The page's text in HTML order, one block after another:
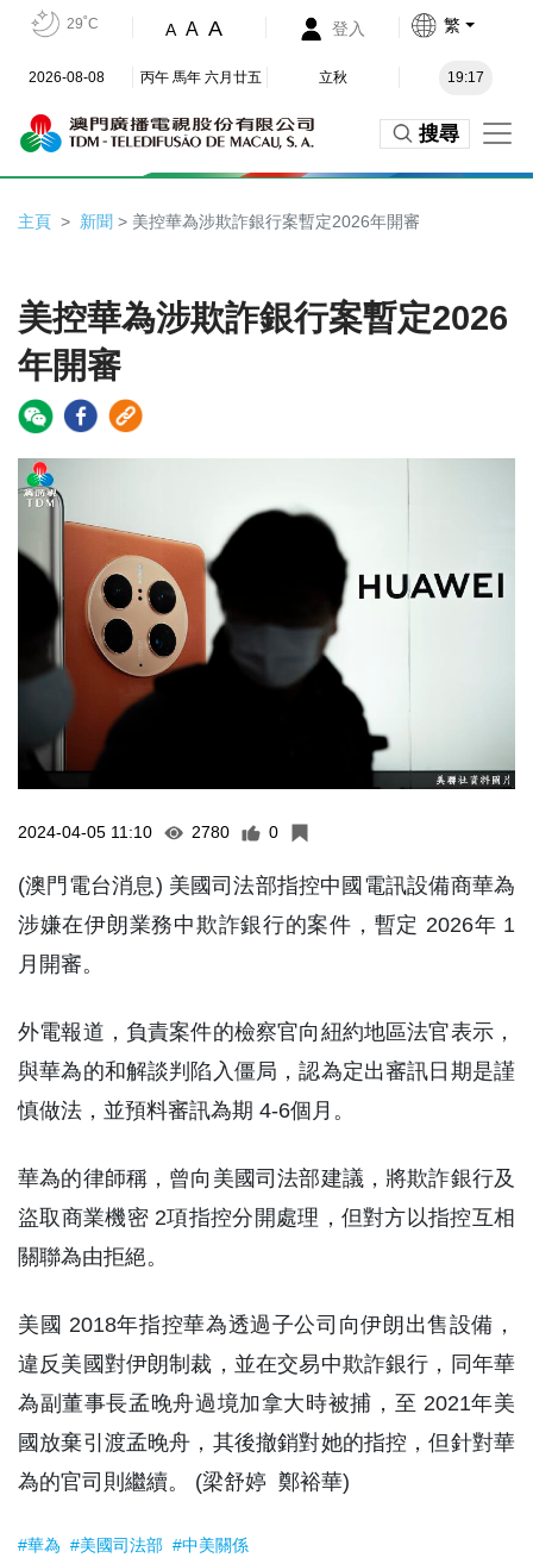
29˚C A A A 登入 繁
2026-08-08 丙午 馬年 六月廿五 立秋 19:17
搜尋
主頁 新聞 > 美控華為涉欺詐銀行案暫定2026年開審
美控華為涉欺詐銀行案暫定2026
年開審
2024-04-05 11:10 2780 0
(澳門電台消息) 美國司法部指控中國電訊設備商華為
涉嫌在伊朗業務中欺詐銀行的案件，暫定 2026年 1
月開審。
外電報道，負責案件的檢察官向紐約地區法官表示，
與華為的和解談判陷入僵局，認為定出審訊日期是謹
慎做法，並預料審訊為期 4-6個月。
華為的律師稱，曾向美國司法部建議，將欺詐銀行及
盜取商業機密 2項指控分開處理，但對方以指控互相
關聯為由拒絕。
美國 2018年指控華為透過子公司向伊朗出售設備，
違反美國對伊朗制裁，並在交易中欺詐銀行，同年華
為副董事長孟晚舟過境加拿大時被捕，至 2021年美
國放棄引渡孟晚舟，其後撤銷對她的指控，但針對華
為的官司則繼續。 (梁舒婷 鄭裕華)
#華為 #美國司法部 #中美關係